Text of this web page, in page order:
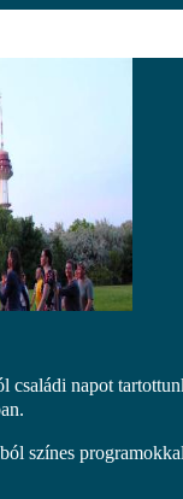
családi napot
színes